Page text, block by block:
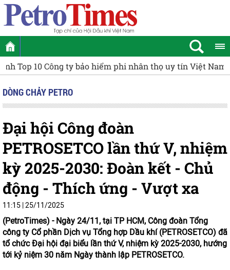
Petrovietnam lan tỏa nghĩa tình, sẻ chia với nạn nhân
DÒNG CHẢY PETRO
Đại hội Công đoàn
PETROSETCO lần thứ V, nhiệm
kỳ 2025-2030: Đoàn kết - Chủ
động - Thích ứng - Vượt xa
11:15 | 25/11/2025
(PetroTimes) - Ngày 24/11, tại TP HCM, Công đoàn Tổng
công ty Cổ phần Dịch vụ Tổng hợp Dầu khí (PETROSETCO) đã
tổ chức Đại hội đại biểu lần thứ V, nhiệm kỳ 2025-2030, hướng
tới kỷ niệm 30 năm Ngày thành lập PETROSETCO.